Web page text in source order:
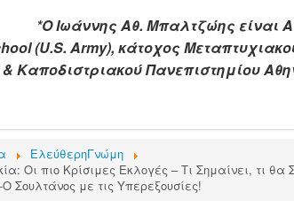
*Ο Ιωάννης Αθ. Μπαλτζώης είναι
(U.S. Army), κάτοχος
& Καποδιστριακού Πανεπιστημίου
ΕλεύθερηΓνώμη
Οι πιο Κρίσιμες Εκλογές – Τι Σημαίνει, τι θα
Ο Σουλτάνος με τις Υπερεξουσίες!